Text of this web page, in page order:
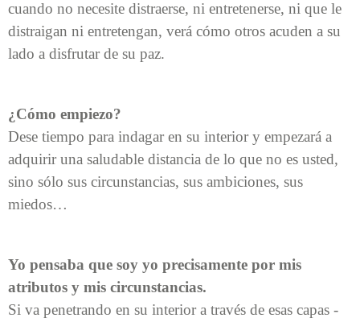
cuando no necesite distraerse, ni entretenerse, ni que le
distraigan ni entretengan, verá cómo otros acuden a su
lado a disfrutar de su paz.
¿Cómo empiezo?
Dese tiempo para indagar en su interior y empezará a
adquirir una saludable distancia de lo que no es usted,
sino sólo sus circunstancias, sus ambiciones, sus
miedos…
Yo pensaba que soy yo precisamente por mis
atributos y mis circunstancias.
Si va penetrando en su interior a través de esas capas -